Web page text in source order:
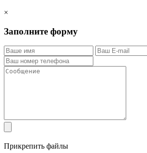
×
Заполните форму
Прикрепить файлы